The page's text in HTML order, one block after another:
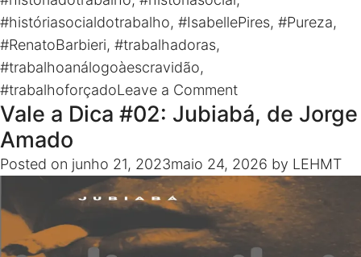
Roteiro: Claudiane Torres e Luciana Pucu Wollmann
Produção: Ana Clara Tavares e Larissa Farias Edição:
Thompson Clímaco Diretor da série: Thompson
Clímaco Coordenadora geral do Vale Mais: Larissa
Farias
#históriasocialdotrabalho, #IsabellePires, #Pureza,
#RenatoBarbieri, #trabalhadoras,
#trabalhoanálogoàescravidão,
#trabalhoforçadoLeave a Commenton
Vale
Dica
#03:
Pureza,
de
Renato
Vale a Dica #02: Jubiabá, de Jorge
Amado
Posted on junho 21, 2023maio 24, 2026 by LEHMT